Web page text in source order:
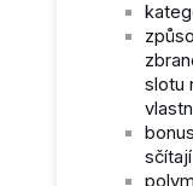
slotu
sčítají